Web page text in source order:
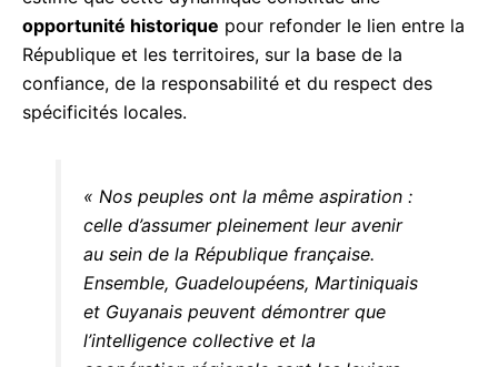
opportunité historiquepour refonder le lien entre
la République et les territoires, sur la base de la
confiance, de la responsabilité et du respect des
spécificités locales.
: celle d’assumer pleinement leur
avenir au sein de la République
française. Ensemble, Guadeloupéens,
Martiniquais et Guyanais peuvent
démontrer que l’intelligence
collective et la coopération régionale